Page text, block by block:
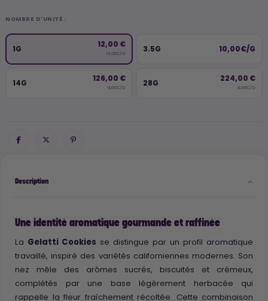
NOMBRE D'UNITÉ :
1G 12,00 €
12,00€/G 3.5G 10,00€/G
14G 126,00 €
9,00€/G 28G 224,00 €
8,00€/G
Description
Une identité aromatique gourmande et raffinée
La Gelatti Cookies se distingue par un profil aromatique
travaillé, inspiré des variétés californiennes modernes. Son
nez mêle des arômes sucrés, biscuités et crémeux,
complétés par une base légèrement herbacée qui
rappelle la fleur fraîchement récoltée. Cette combinaison